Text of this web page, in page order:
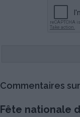
Commentaires
Fête nationale